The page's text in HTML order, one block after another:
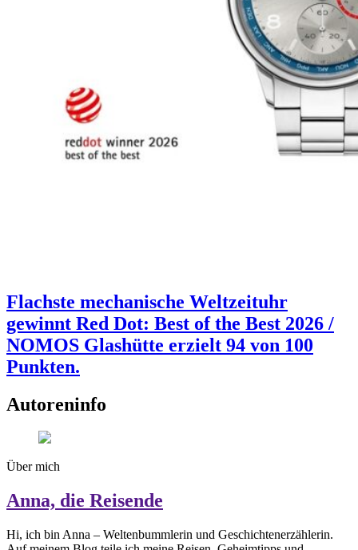
Flachste mechanische Weltzeituhr
gewinnt Red Dot: Best of the Best 2026 /
NOMOS Glashütte erzielt 94 von 100
Punkten.
Autoreninfo
Über mich
Anna, die Reisende
Hi, ich bin Anna – Weltenbummlerin und Geschichtenerzählerin.